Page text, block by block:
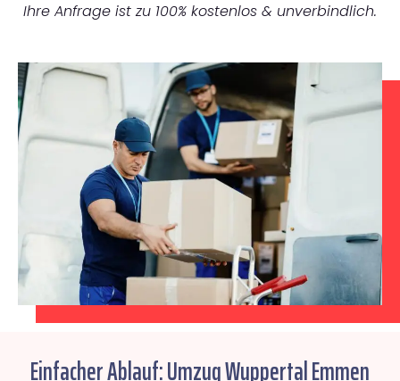
Ihre Anfrage ist zu 100% kostenlos & unverbindlich.
Einfacher Ablauf: Umzug Wuppertal Emmen